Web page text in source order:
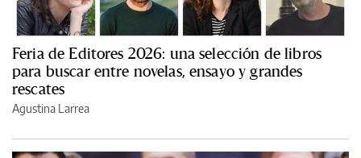
Feria de Editores 2026: una selección de libros
para buscar entre novelas, ensayo y grandes
rescates
Agustina Larrea